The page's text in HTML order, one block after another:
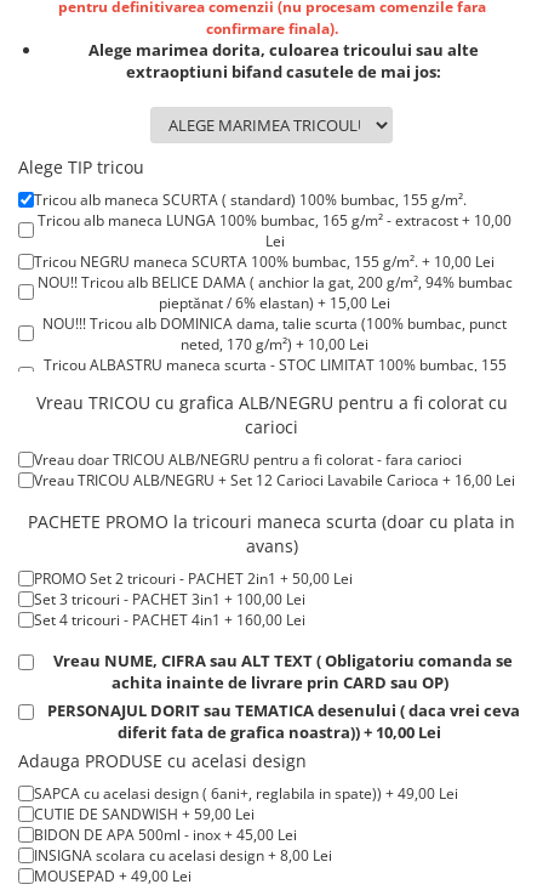
Lenjerii de pat pentru copii
Cadouri Cuplu
Pijamale de CRACIUN
Pijamale de barbati
Halate si capoate
Pijamale
WINTER Collection
Halate si pijamale Family
Incaltaminte
Seturi elegante femei
Umbrele
Pijamale BIG SIZE femei
Cadouri ocazii speciale
Tricouri de craciun
Valentine's Day
Cadouri pentru Bunici
Cadouri pentru Nasi si Fini
Cadouri Craciun
Cadouri pentru Mama
Cadouri pentru profesori sau absolventi
Cadouri Back to school
Cadouri de Paște
Cadouri Traditionale Romanesti
8 Martie
pentru definitivarea comenzii (nu procesam comenzile fara
confirmare finala).
Alege marimea dorita, culoarea tricoului sau alte
extraoptiuni bifand casutele de mai jos:
Alege TIP tricou
Tricou alb maneca SCURTA ( standard) 100% bumbac, 155 g/m².
Tricou alb maneca LUNGA 100% bumbac, 165 g/m² - extracost + 10,00
Lei
Tricou NEGRU maneca SCURTA 100% bumbac, 155 g/m². + 10,00 Lei
NOU!! Tricou alb BELICE DAMA ( anchior la gat, 200 g/m², 94% bumbac
pieptănat / 6% elastan) + 15,00 Lei
NOU!!! Tricou alb DOMINICA dama, talie scurta (100% bumbac, punct
neted, 170 g/m²) + 10,00 Lei
Tricou ALBASTRU maneca scurta - STOC LIMITAT 100% bumbac, 155
Tricou ROSU maneca scurta 100% bumbac, 155 g/m². + 15,00 Lei
Tricou POLO alb maneca SCURTA 200-220 g/m² - marimi COPII + 15,00
Tricou POLO alb maneca LUNGA 200-220 g/m² marimi COPII + 20,00
Lei
- extracost + 20,00 Lei
Vreau TRICOU cu grafica ALB/NEGRU pentru a fi colorat cu
carioci
Vreau doar TRICOU ALB/NEGRU pentru a fi colorat - fara carioci
Vreau TRICOU ALB/NEGRU + Set 12 Carioci Lavabile Carioca + 16,00 Lei
PACHETE PROMO la tricouri maneca scurta (doar cu plata in
avans)
PROMO Set 2 tricouri - PACHET 2in1 + 50,00 Lei
Set 3 tricouri - PACHET 3in1 + 100,00 Lei
Set 4 tricouri - PACHET 4in1 + 160,00 Lei
Vreau NUME, CIFRA sau ALT TEXT ( Obligatoriu comanda se
achita inainte de livrare prin CARD sau OP)
PERSONAJUL DORIT sau TEMATICA desenului ( daca vrei ceva
diferit fata de grafica noastra)) + 10,00 Lei
Adauga PRODUSE cu acelasi design
SAPCA cu acelasi design ( 6ani+, reglabila in spate)) + 49,00 Lei
CUTIE DE SANDWISH + 59,00 Lei
BIDON DE APA 500ml - inox + 45,00 Lei
INSIGNA scolara cu acelasi design + 8,00 Lei
MOUSEPAD + 49,00 Lei